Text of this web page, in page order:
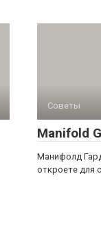
Советы
Manifold
Манифолд
откроете для